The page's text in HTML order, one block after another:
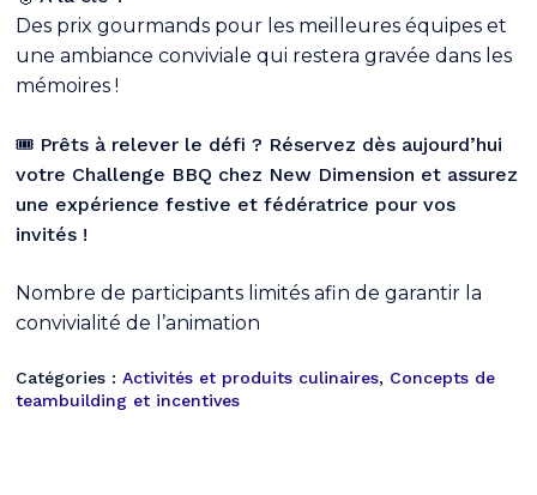
Des prix gourmands pour les meilleures équipes et
une ambiance conviviale qui restera gravée dans les
mémoires !
🎟️ Prêts à relever le défi ? Réservez dès aujourd’hui
votre Challenge BBQ chez New Dimension et assurez
une expérience festive et fédératrice pour vos
invités !
Nombre de participants limités afin de garantir la
convivialité de l’animation
Catégories :Activités et produits culinaires, Concepts de
teambuilding et incentives